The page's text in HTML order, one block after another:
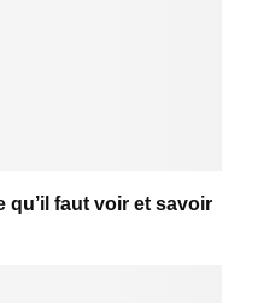
qu’il faut voir et savoir